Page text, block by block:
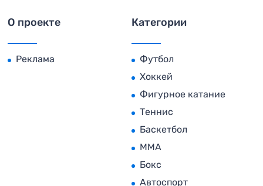
О проекте
Реклама
Категории
Футбол
Хоккей
Фигурное катание
Теннис
Баскетбол
MMA
Бокс
Автоспорт